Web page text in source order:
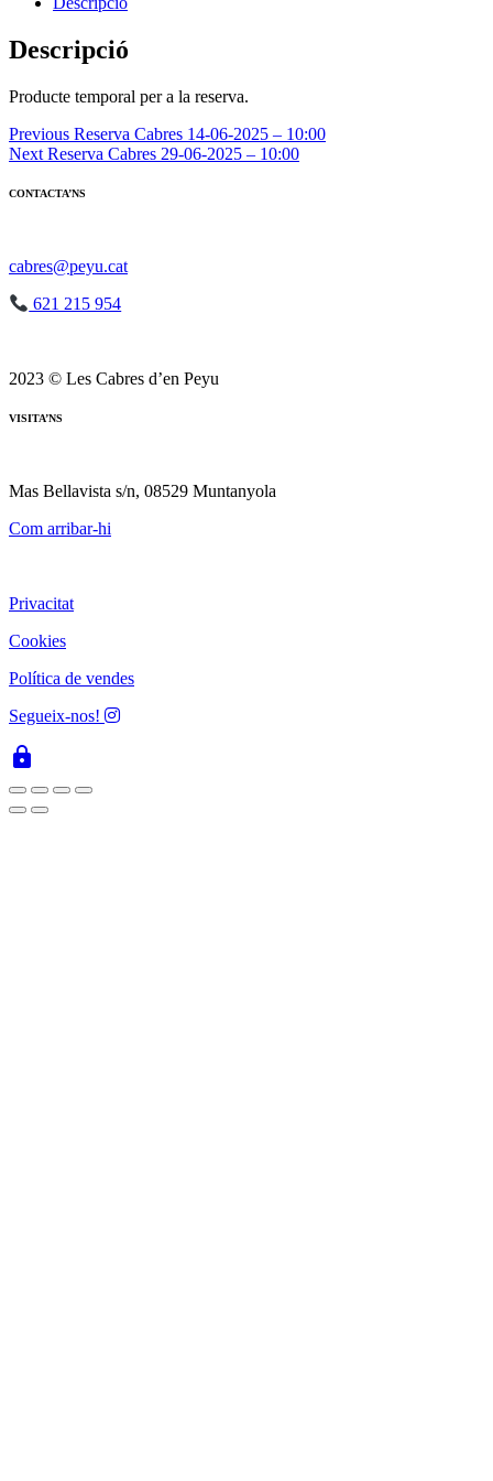
29-
06-
-
Descripció
Producte temporal per a la reserva.
Navegació
d'entrades
Previous Reserva Cabres 14-06-2025 – 10:00
Next Reserva Cabres 29-06-2025 – 10:00
CONTACTA’NS
cabres@peyu.cat
621 215 954
2023 © Les Cabres d’en Peyu
VISITA’NS
Mas Bellavista s/n, 08529 Muntanyola
Com arribar-hi
Privacitat
Cookies
Política de vendes
Segueix-nos!
lock